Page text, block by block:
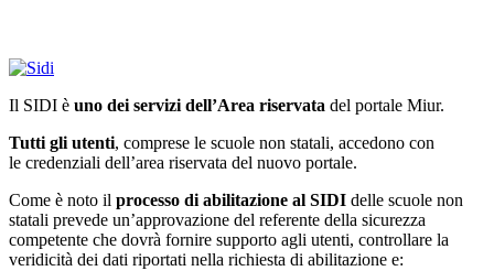
Il SIDI è uno dei servizi dell’Area riservata del portale Miur.
Tutti gli utenti, comprese le scuole non statali, accedono con
le credenziali dell’area riservata del nuovo portale.
Come è noto il processo di abilitazione al SIDI delle scuole non
statali prevede un’approvazione del referente della sicurezza
competente che dovrà fornire supporto agli utenti, controllare la
veridicità dei dati riportati nella richiesta di abilitazione e: